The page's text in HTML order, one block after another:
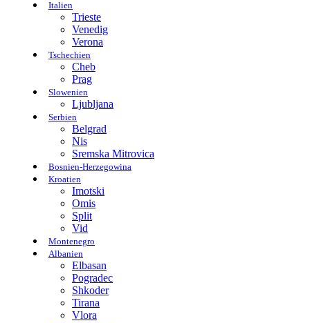
Italien
Trieste
Venedig
Verona
Tschechien
Cheb
Prag
Slowenien
Ljubljana
Serbien
Belgrad
Nis
Sremska Mitrovica
Bosnien-Herzegowina
Kroatien
Imotski
Omis
Split
Vid
Montenegro
Albanien
Elbasan
Pogradec
Shkoder
Tirana
Vlora